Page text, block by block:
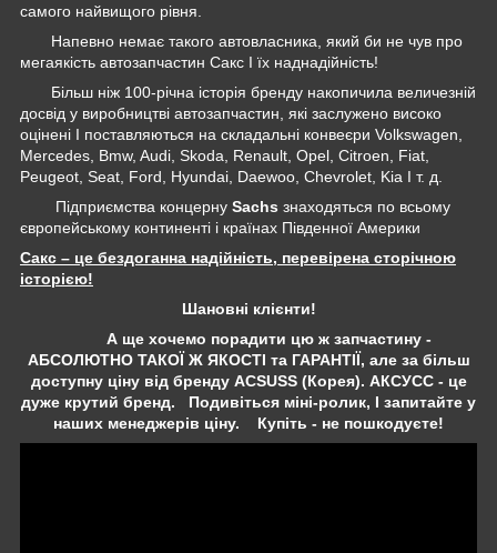
самого найвищого рівня.
Напевно немає такого автовласника, який би не чув про
мегаякість автозапчастин Сакс І їх наднадійність!
Більш ніж 100-річна історія бренду накопичила величезній
досвід у виробництві автозапчастин, які заслужено високо
оцінені І поставляються на складальні конвеєри Volkswagen,
Mercedes, Bmw, Audi, Skoda, Renault, Opel, Citroen, Fiat,
Peugeot, Seat, Ford, Hyundai, Daewoo, Chevrolet, Kia І т. д.
Підприємства концерну Sachs знаходяться по всьому
європейському континенті і країнах Південної Америки
Сакс – це бездоганна надійність, перевірена сторічною
історією!
Шановні клієнти!
А ще хочемо порадити цю ж запчастину -
АБСОЛЮТНО ТАКОЇ Ж ЯКОСТІ та ГАРАНТІЇ, але за більш
доступну ціну від бренду ACSUSS (Корея). АКСУСС - це
дуже крутий бренд. Подивіться міні-ролик, І запитайте у
наших менеджерів ціну. Купіть - не пошкодуєте!